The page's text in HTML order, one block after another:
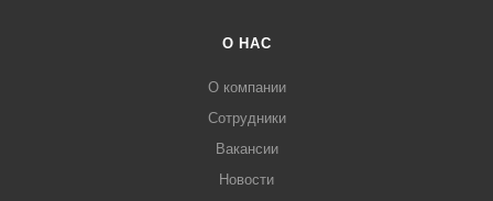
О НАС
О компании
Сотрудники
Вакансии
Новости